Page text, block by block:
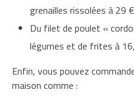
grenailles rissolées à 29
Du filet de poulet «
légumes et de frites à
Enfin, vous pouvez
maison comme :